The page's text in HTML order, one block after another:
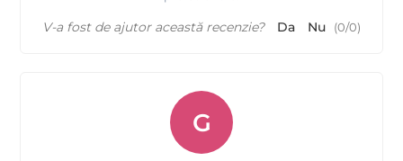
V-a fost de ajutor această recenzie? Da Nu (0/0)
G